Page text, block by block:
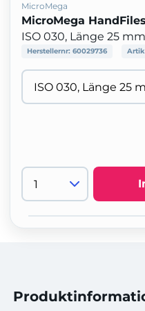
MicroMega
MicroMega
ISO 030, Länge 25
Herstellernr: 60029736